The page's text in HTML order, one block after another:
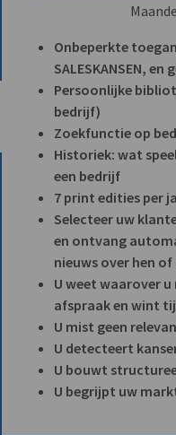
Onbeperkte
SALESKANSEN,
Persoonlijke
bedrijf)
Zoekfunctie op
Historiek: wat
een bedrijf
7 print edities per
Selecteer uw
en ontvang
nieuws over hen
U weet waarover
afspraak en wint
U mist geen
U detecteert
U bouwt
U begrijpt uw